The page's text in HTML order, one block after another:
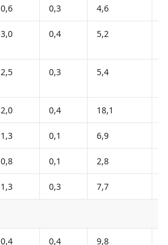
0,6 0,3 4,6
3,0 0,4 5,2
2,5 0,3 5,4
2,0 0,4 18,1
1,3 0,1 6,9
0,8 0,1 2,8
1,3 0,3 7,7
0,4 0,4 9,8